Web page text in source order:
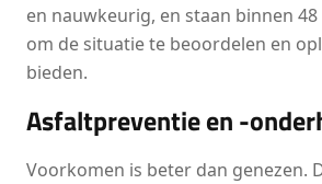
en nauwkeurig, en staan binnen
om de situatie te beoordelen en
bieden.
Asfaltpreventie en -
Voorkomen is beter dan genezen.